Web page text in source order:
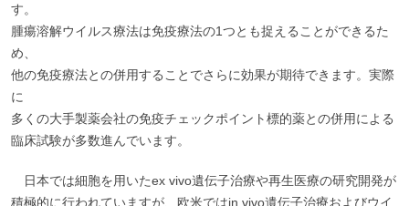
す。
腫瘍溶解ウイルス療法は免疫療法の1つとも捉えることができるた
め、
他の免疫療法との併用することでさらに効果が期待できます。実際
に
多くの大手製薬会社の免疫チェックポイント標的薬との併用による
臨床試験が多数進んでいます。
日本では細胞を用いたex vivo遺伝子治療や再生医療の研究開発が
積極的に行われていますが、欧米ではin vivo遺伝子治療およびウイ